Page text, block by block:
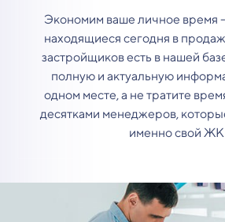
Экономим ваше личное время
находящиеся сегодня в
застройщиков есть в нашей
полную и актуальную
одном месте, а не тратите
десятками менеджеров,
именно свой ЖК